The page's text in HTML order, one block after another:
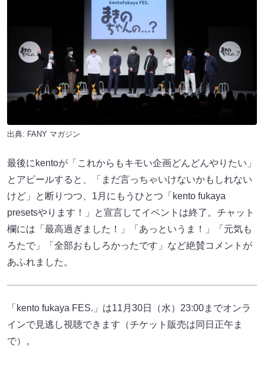
出典: FANY マガジン
最後にkentoが「これからもキモい企画どんどんやりたい」
とアピールすると、「まだ言っちゃいけないかもしれない
けど」と断りつつ、1月にもうひとつ「kento fukaya
presetsやります！」と宣言してイベントは終了。チャット
欄には「最高過ぎました！」「あっというま！」「元気も
ろたで」「全部おもしろかったです」など絶賛コメントが
あふれました。
「kento fukaya FES.」は11月30日（水）23:00までオンラ
インで見逃し視聴できます（チケット販売は同日正午ま
で）。